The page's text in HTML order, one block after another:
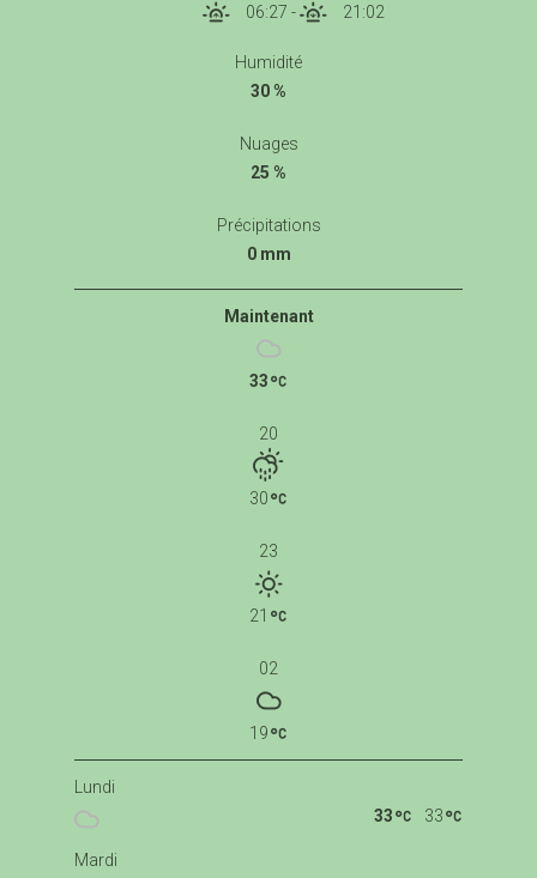
06:27 - 21:02
Humidité
30 %
Nuages
25 %
Précipitations
0 mm
Maintenant
33
20
30
23
21
02
19
Lundi
33
33
Mardi